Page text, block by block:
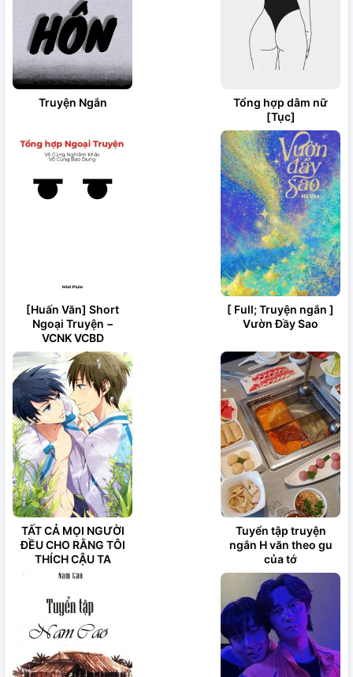
Truyện Ngắn
Tổng hợp dâm nữ
[Tục]
[Huấn Văn] Short
Ngoại Truyện −
VCNK VCBD
[ Full; Truyện ngắn ]
Vườn Đầy Sao
TẤT CẢ MỌI NGƯỜI
ĐỀU CHO RẰNG TÔI
THÍCH CẬU TA
Tuyển tập truyện
ngắn H văn theo gu
của tớ